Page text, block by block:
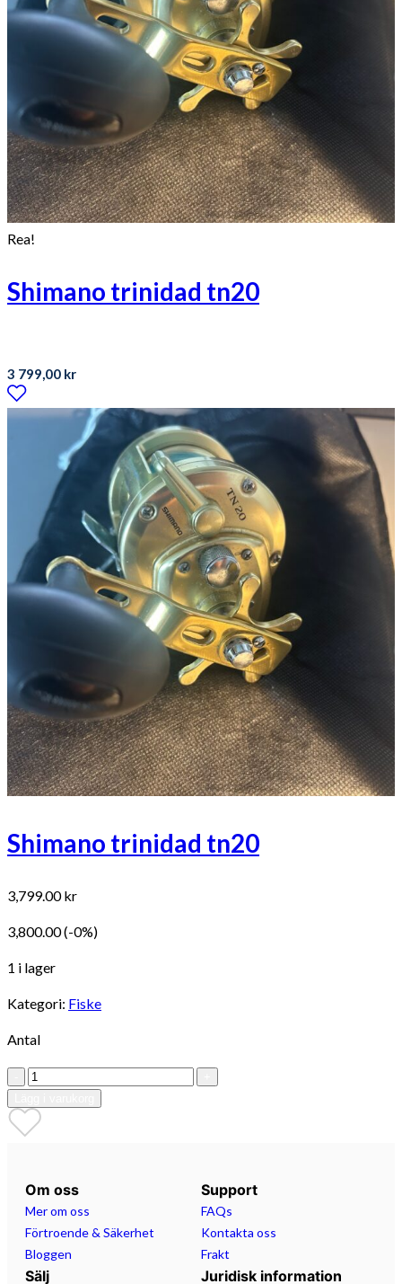
Rea!
Shimano trinidad tn20
3 799,00 kr
Shimano trinidad tn20
3,799.00 kr
3,800.00(-0%)
1 i lager
Kategori: Fiske
Antal
Om oss
Mer om oss
Förtroende & Säkerhet
Bloggen
Support
FAQs
Kontakta oss
Frakt
Sälj Juridisk information